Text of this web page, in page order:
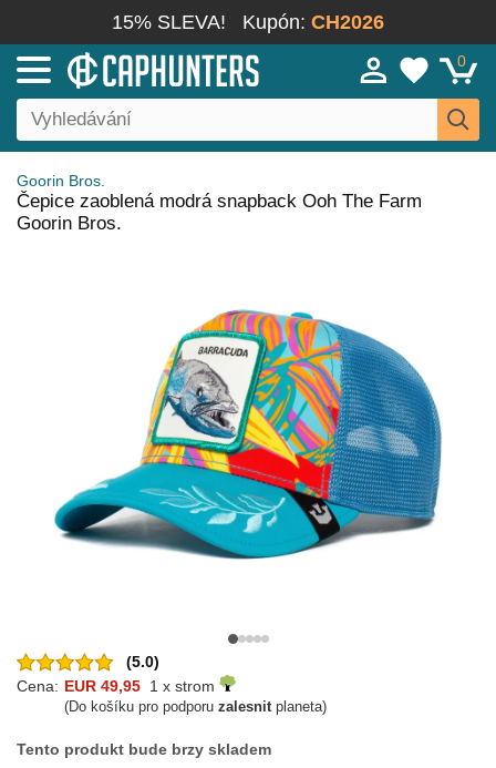
15% SLEVA! Kupón: CH2026
0
Goorin Bros.
Čepice zaoblená modrá snapback Ooh The Farm
Goorin Bros.
(5.0)
Cena: EUR 49,95 1 x strom
(Do košíku pro podporu zalesnitplaneta)
Tento produkt bude brzy skladem